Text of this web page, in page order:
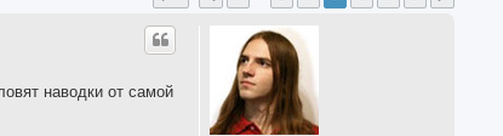
наводки от самой